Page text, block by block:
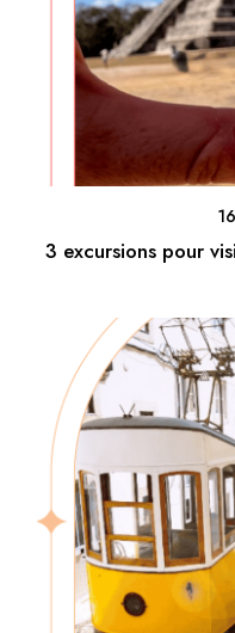
3 excursions pour